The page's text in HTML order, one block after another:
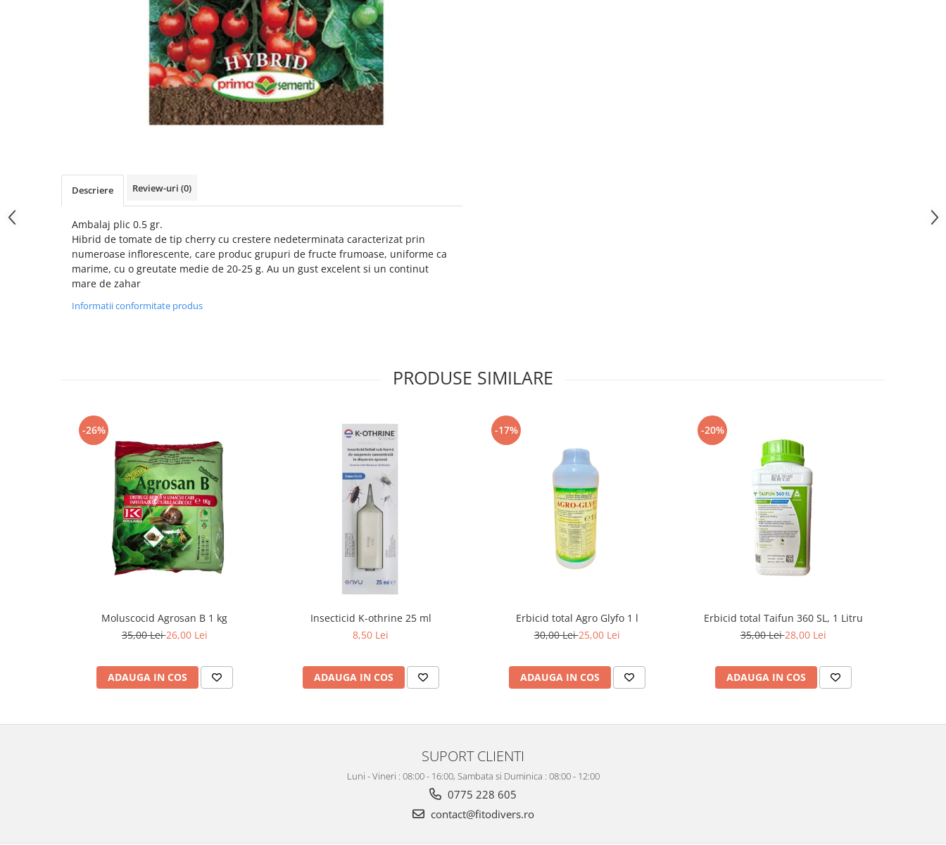
Descriere Review-uri (0)
Ambalaj plic 0.5 gr.
Hibrid de tomate de tip cherry cu crestere nedeterminata caracterizat prin
numeroase inflorescente, care produc grupuri de fructe frumoase, uniforme ca
marime, cu o greutate medie de 20-25 g. Au un gust excelent si un continut
mare de zahar
Informatii conformitate produs
PRODUSE SIMILARE
-26%
Moluscocid Agrosan B 1 kg
35,00 Lei26,00 Lei
ADAUGA IN COS
Insecticid K-othrine 25 ml
8,50 Lei
ADAUGA IN COS
-17%
Erbicid total Agro Glyfo 1 l
30,00 Lei25,00 Lei
ADAUGA IN COS
-20%
Erbicid total Taifun 360 SL, 1 Litru
35,00 Lei28,00 Lei
ADAUGA IN COS
SUPORT CLIENTI
Luni - Vineri : 08:00 - 16:00, Sambata si Duminica : 08:00 - 12:00
0775 228 605
contact@fitodivers.ro